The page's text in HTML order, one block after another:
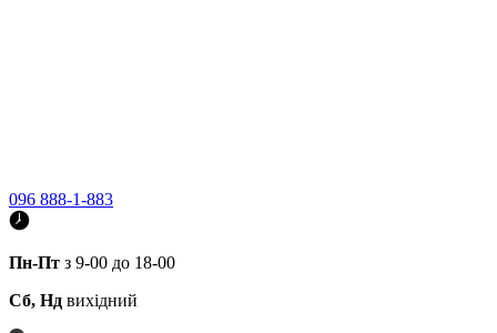
096 888-1-883
Пн-Пт з 9-00 до 18-00
Сб, Нд вихідний